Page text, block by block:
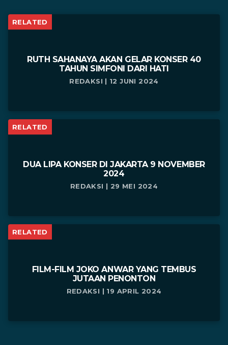
RELATED
RUTH SAHANAYA AKAN GELAR KONSER 40
TAHUN SIMFONI DARI HATI
REDAKSI | 12 JUNI 2024
RELATED
DUA LIPA KONSER DI JAKARTA 9 NOVEMBER
2024
REDAKSI | 29 MEI 2024
RELATED
FILM-FILM JOKO ANWAR YANG TEMBUS
JUTAAN PENONTON
REDAKSI | 19 APRIL 2024